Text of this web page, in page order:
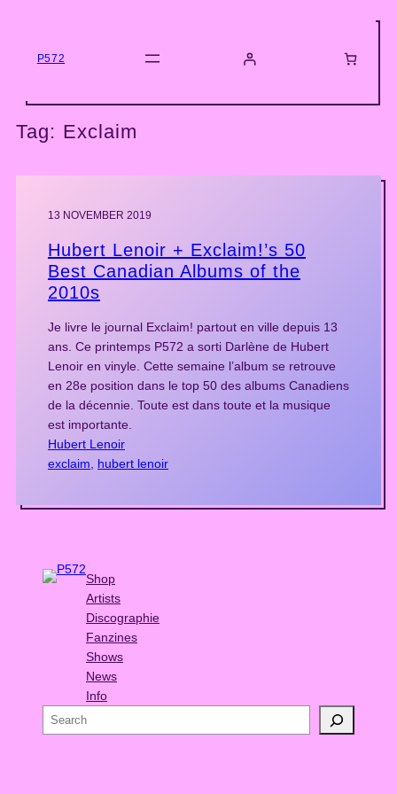
contentP572
Tag: Exclaim
13 NOVEMBER 2019
Hubert Lenoir + Exclaim!’s 50
Best Canadian Albums of the
2010s
Je livre le journal Exclaim! partout en ville depuis 13
ans. Ce printemps P572 a sorti Darlène de Hubert
Lenoir en vinyle. Cette semaine l’album se retrouve
en 28e position dans le top 50 des albums Canadiens
de la décennie. Toute est dans toute et la musique
est importante.
Hubert Lenoir
exclaim, hubert lenoir
Shop
Artists
Discographie
Fanzines
Shows
News
Info
e